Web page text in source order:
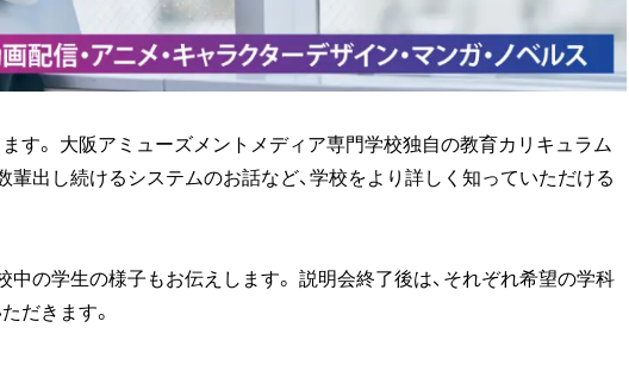
す。 大阪アミューズメントメディア専門学校独自の教育カリキュラム
輩出し続けるシステムのお話など、学校をより詳しく知っていただける
中の学生の様子もお伝えします。 説明会終了後は、それぞれ希望の学科
だきます。